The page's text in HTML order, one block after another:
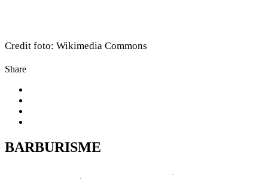
Credit foto: Wikimedia Commons
Share
BARBURISME